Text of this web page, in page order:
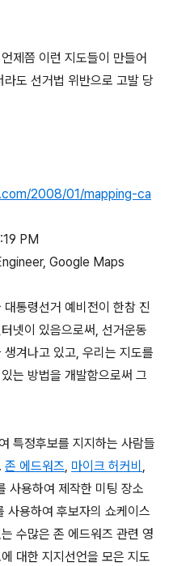
제쯤 이런 지도들이 만들어
도 선거법 위반으로 고발 당
2008/01/mapping-ca
PM
Google Maps
통령선거 예비전이 한참 진
넷이 있음으로써, 선거운동
겨나고 있고, 우리는 지도를
는 방법을 개발함으로써 그
특정후보를 지지하는 사람들
존 에드워즈, 마이크 허커비 ,
사용하여 제작한 미팅 장소
사용하여 후보자의 쇼케이스
수많은 존 에드워즈 관련 영
대한 지지선언을 모은 지도